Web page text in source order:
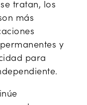
tratan, los
más
y
para